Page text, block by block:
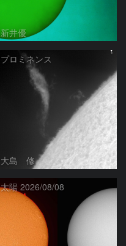
新井優
プロミネンス
大島 修
太陽 2026/08/08